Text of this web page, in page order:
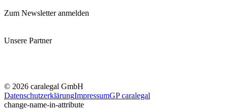
Zum Newsletter anmelden
Unsere Partner
© 2026 caralegal GmbH
DatenschutzerklärungImpressumGP caralegal
change-name-in-attribute